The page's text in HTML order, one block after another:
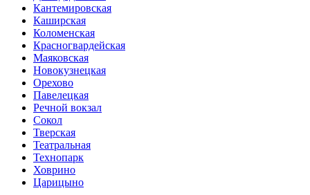
Кантеми­ровская
Каширская
Коломенская
Красногвар­дейская
Маяковская
Новокузнецкая
Орехово
Павелецкая
Речной вокзал
Сокол
Тверская
Театральная
Технопарк
Ховрино
Царицыно